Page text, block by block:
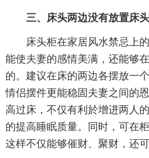
三、床头两边没有放置床
床头柜在家居风水禁忌上
能使夫妻的感情美满，还能够
的。建议在床的两边各摆放一
情侣摆件更能稳固夫妻之间的
高过床，不仅有利於增进两人
的提高睡眠质量。同时，可在
这样不仅能够催财、聚财，还